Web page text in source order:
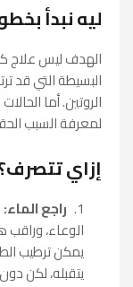
ليه نبدأ
الهدف ليس علاج
البسيطة التي قد
الروتين. أما
لمعرفة السبب
إزاي
راجع الماء:
الوعاء،
يمكن ترطيب
يتقبله، لكن